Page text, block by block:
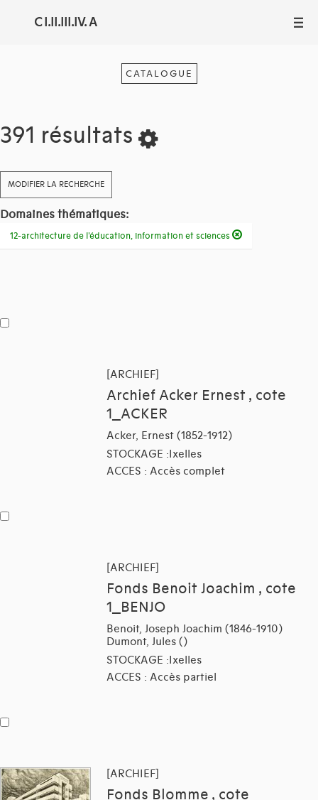
C I.II.III.IV. A III
CATALOGUE
391 résultats
MODIFIER LA RECHERCHE
Domaines thématiques:
12-architecture de l'éducation, information et sciences
[ARCHIEF]
Archief Acker Ernest , cote
1_ACKER
Acker, Ernest (1852-1912)
STOCKAGE :Ixelles
ACCES : Accès complet
[ARCHIEF]
Fonds Benoit Joachim , cote
1_BENJO
Benoit, Joseph Joachim (1846-1910)
Dumont, Jules ()
STOCKAGE :Ixelles
ACCES : Accès partiel
[ARCHIEF]
Fonds Blomme , cote